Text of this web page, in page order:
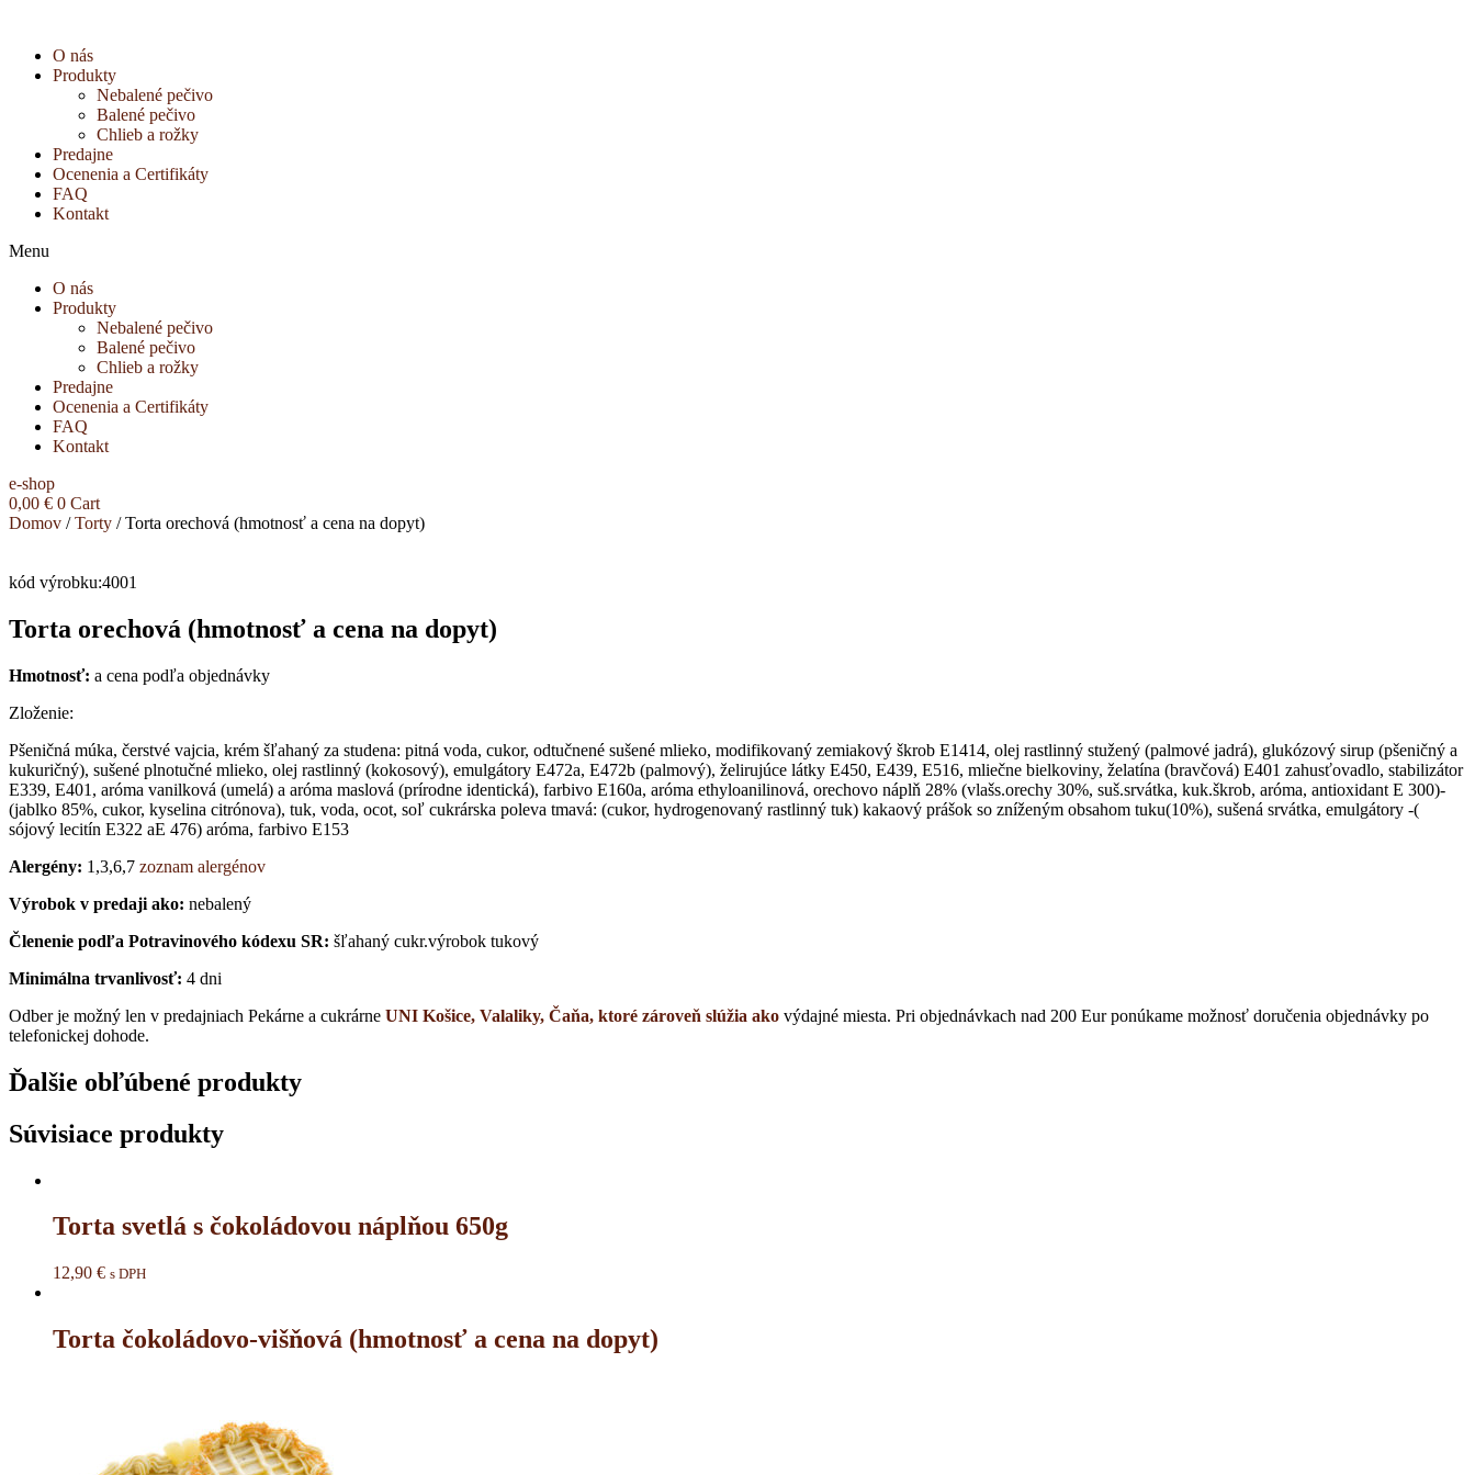
obsah
O nás
Produkty
Nebalené pečivo
Balené pečivo
Chlieb a rožky
Predajne
Ocenenia a Certifikáty
FAQ
Kontakt
Menu
O nás
Produkty
Nebalené pečivo
Balené pečivo
Chlieb a rožky
Predajne
Ocenenia a Certifikáty
FAQ
Kontakt
e-shop
0,00 € 0 Cart
Domov /Torty / Torta orechová (hmotnosť a cena na dopyt)
kód výrobku:4001
Torta orechová (hmotnosť a cena na dopyt)
Hmotnosť: a cena podľa objednávky
Zloženie:
Pšeničná múka, čerstvé vajcia, krém šľahaný za studena: pitná voda, cukor, odtučnené sušené mlieko, modifikovaný zemiakový škrob E1414, olej rastlinný stužený (palmové jadrá), glukózový sirup (pšeničný a
kukuričný), sušené plnotučné mlieko, olej rastlinný (kokosový), emulgátory E472a, E472b (palmový), želirujúce látky E450, E439, E516, mliečne bielkoviny, želatína (bravčová) E401 zahusťovadlo, stabilizátor
E339, E401, aróma vanilková (umelá) a aróma maslová (prírodne identická), farbivo E160a, aróma ethyloanilinová, orechovo náplň 28% (vlašs.orechy 30%, suš.srvátka, kuk.škrob, aróma, antioxidant E 300)-
(jablko 85%, cukor, kyselina citrónova), tuk, voda, ocot, soľ cukrárska poleva tmavá: (cukor, hydrogenovaný rastlinný tuk) kakaový prášok so zníženým obsahom tuku(10%), sušená srvátka, emulgátory -(
sójový lecitín E322 aE 476) aróma, farbivo E153
Alergény: 1,3,6,7 zoznam alergénov
Výrobok v predaji ako: nebalený
Členenie podľa Potravinového kódexu SR: šľahaný cukr.výrobok tukový
Minimálna trvanlivosť: 4 dni
Odber je možný len v predajniach Pekárne a cukrárne UNI Košice, Valaliky, Čaňa, ktoré zároveň slúžia ako výdajné miesta. Pri objednávkach nad 200 Eur ponúkame možnosť doručenia objednávky po
telefonickej dohode.
Ďalšie obľúbené produkty
Súvisiace produkty
Torta svetlá s čokoládovou náplňou 650g
12,90 € s DPH
Torta čokoládovo-višňová (hmotnosť a cena na dopyt)